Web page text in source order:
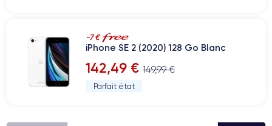
-7 €
iPhone SE 2 (2020) 128 Go Blanc
142,49 € 149,99 €
Parfait état